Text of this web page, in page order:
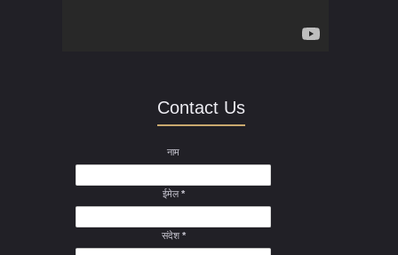
Contact Us
नाम
ईमेल*
संदेश*